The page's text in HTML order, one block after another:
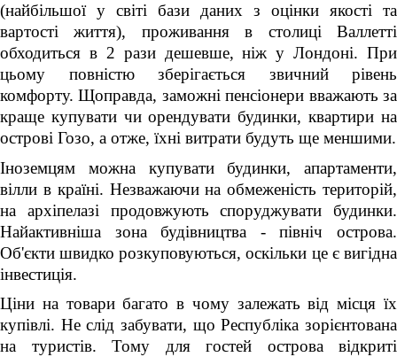
(найбільшої у світі бази даних з оцінки якості та
вартості життя), проживання в столиці Валлетті
обходиться в 2 рази дешевше, ніж у Лондоні. При
цьому повністю зберігається звичний рівень
комфорту. Щоправда, заможні пенсіонери вважають за
краще купувати чи орендувати будинки, квартири на
острові Гозо, а отже, їхні витрати будуть ще меншими.
Іноземцям можна купувати будинки, апартаменти,
вілли в країні. Незважаючи на обмеженість територій,
на архіпелазі продовжують споруджувати будинки.
Найактивніша зона будівництва - північ острова.
Об'єкти швидко розкуповуються, оскільки це є вигідна
інвестиція.
Ціни на товари багато в чому залежать від місця їх
купівлі. Не слід забувати, що Республіка зорієнтована
на туристів. Тому для гостей острова відкриті